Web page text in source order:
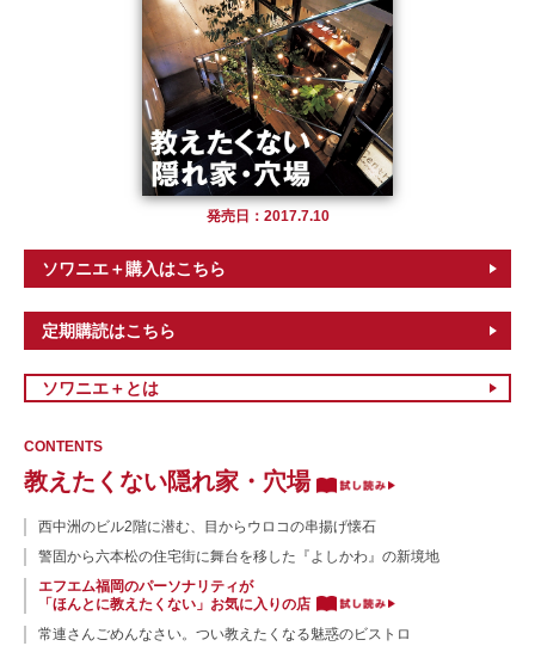
発売日：2017.7.10
ソワニエ＋購入はこちら
定期購読はこちら
ソワニエ＋とは
CONTENTS
教えたくない隠れ家・穴場
西中洲のビル2階に潜む、目からウロコの串揚げ懐石
警固から六本松の住宅街に舞台を移した『よしかわ』の新境地
エフエム福岡のパーソナリティが
「ほんとに教えたくない」お気に入りの店
常連さんごめんなさい。つい教えたくなる魅惑のビストロ